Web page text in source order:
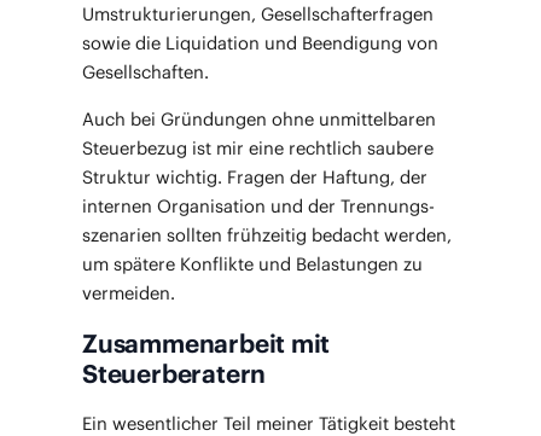
Umstruk­tu­rie­run­gen, Gesell­schaf­ter­fra­gen
sowie die Liqui­da­ti­on und Been­di­gung von
Gesellschaften.
Auch bei Grün­dun­gen ohne unmit­tel­ba­ren
Steu­er­be­zug ist mir eine recht­lich sau­be­re
Struk­tur wich­tig. Fra­gen der Haf­tung, der
inter­nen Orga­ni­sa­ti­on und der Tren­nungs­
sze­na­ri­en soll­ten früh­zei­tig bedacht wer­den,
um spä­te­re Kon­flik­te und Belas­tun­gen zu
vermeiden.
Zusammenarbeit mit
Steuerberatern
Ein wesent­li­cher Teil mei­ner Tätig­keit besteht